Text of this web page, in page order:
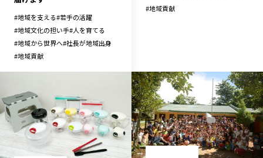
#地域を支える#若手の活躍
#地域文化の担い手#人を育てる
#地域から世界へ#社長が地域出身
#地域貢献
#地域貢献